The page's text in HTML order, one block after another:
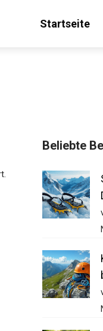
Startseite
Beliebte